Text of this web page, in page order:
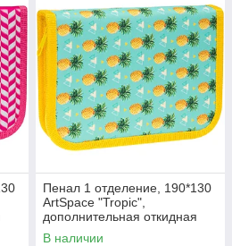
Пенал 1 отделение, 190*130
ArtSpace "Tropic",
дополнительная откидная
секция, ткань
В наличии